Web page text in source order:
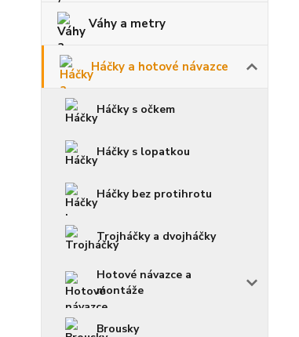
Váhy a metry
Háčky a hotové návazce
Háčky s očkem
Háčky s lopatkou
Háčky bez protihrotu
Trojháčky a dvojháčky
Hotové návazce a
montáže
Brousky